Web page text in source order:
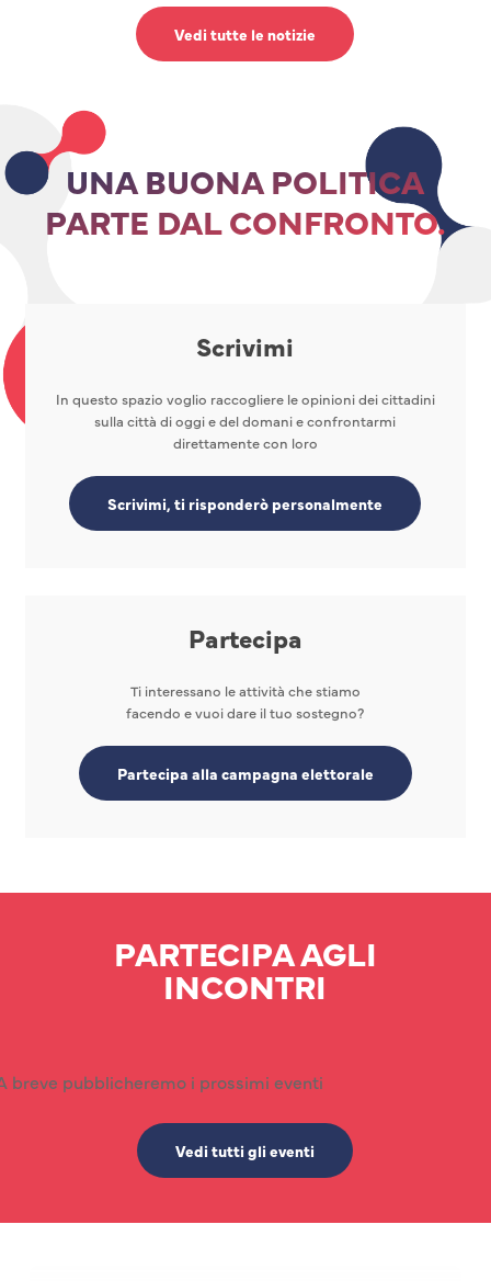
Vedi tutte le notizie
UNA BUONA POLITICA
PARTE DAL CONFRONTO.
Scrivimi
In questo spazio voglio raccogliere le opinioni dei cittadini
sulla città di oggi e del domani e confrontarmi
direttamente con loro
Scrivimi, ti risponderò personalmente
Partecipa
Ti interessano le attività che stiamo
facendo e vuoi dare il tuo sostegno?
Partecipa alla campagna elettorale
PARTECIPA AGLI
INCONTRI
breve pubblicheremo i prossimi eventi
Vedi tutti gli eventi